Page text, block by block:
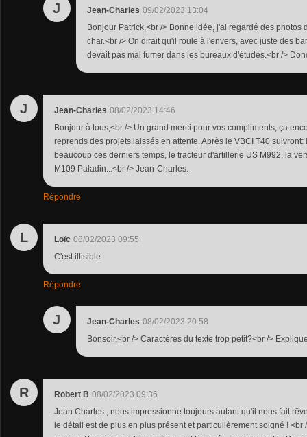
J Jean-Charles 09/02/2023 13:04
Bonjour Patrick,<br /> Bonne idée, j'ai regardé des photos
char.<br /> On dirait qu'il roule à l'envers, avec juste des
devait pas mal fumer dans les bureaux d'études.<br />
J Jean-Charles 08/02/2023 14:46
Bonjour à tous,<br /> Un grand merci pour vos compliments, ça
reprends des projets laissés en attente. Après le VBCI T40
beaucoup ces derniers temps, le tracteur d'artillerie US M992, la
M109 Paladin...<br /> Jean-Charles.
Répondre
L Loïc 08/02/2023 09:55
C'est illisible
Répondre
J Jean-Charles 08/02/2023 20:58
Bonsoir,<br /> Caractères du texte trop petit?<br />
R Robert B 08/02/2023 09:36
Jean Charles , nous impressionne toujours autant qu'il nous fait
le détail est de plus en plus présent et particulièrement soigné ! <br